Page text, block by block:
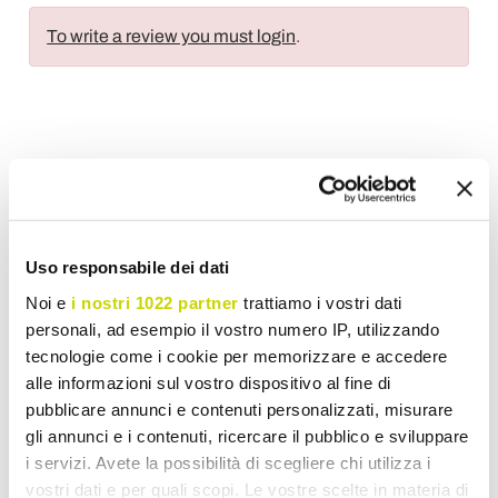
Uso responsabile dei dati
Noi e i nostri 1022 partner trattiamo i vostri dati
personali, ad esempio il vostro numero IP, utilizzando
tecnologie come i cookie per memorizzare e accedere
alle informazioni sul vostro dispositivo al fine di
pubblicare annunci e contenuti personalizzati, misurare
gli annunci e i contenuti, ricercare il pubblico e sviluppare
i servizi. Avete la possibilità di scegliere chi utilizza i
vostri dati e per quali scopi. Le vostre scelte in materia di
To write a review you must login.
Write your review Print
Classic Pendant Lamps